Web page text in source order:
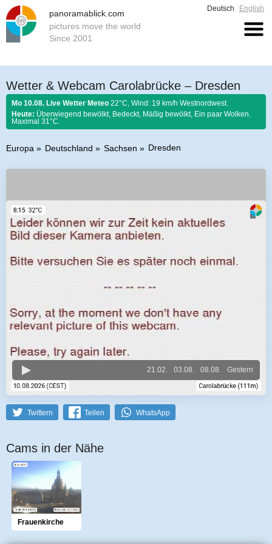
panoramablick.com
pictures move the world
Since 2001
Deutsch English
Wetter & Webcam Carolabrücke – Dresden
Mo 10.08. Live Wetter Meteo 22°C, Wind: 19 km/h Westnordwest.
Heute: Überwiegend bewölkt, Bedeckt, Mäßig bewölkt, Ein paar Wolken.
Maximal 31°C.
Europa Deutschland Sachsen Dresden
Gestern
08.08.
03.08.
21.02.
Twittern Teilen WhatsApp
Cams in der Nähe
Frauenkirche